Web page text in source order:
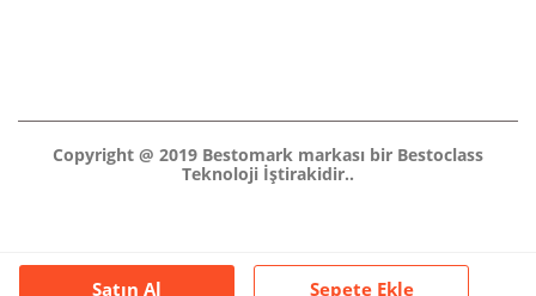
Satın Al Sepete Ekle
Copyright @ 2019 Bestomark markası bir Bestoclass
Teknoloji İştirakidir..